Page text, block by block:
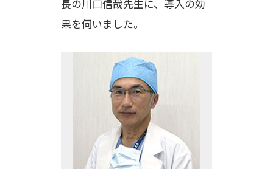
長の川口信哉先生に、導入の効
果を伺いました。